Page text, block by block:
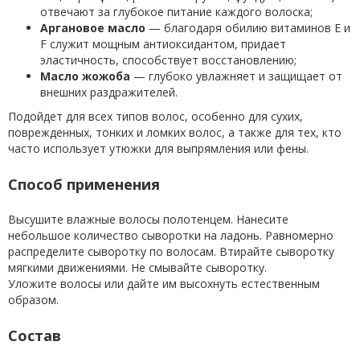
отвечают за глубокое питание каждого волоска;
Аргановое масло — благодаря обилию витаминов E и
F служит мощным антиоксидантом, придает
эластичность, способствует восстановлению;
Масло жожоба — глубоко увлажняет и защищает от
внешних раздражителей.
Подойдет для всех типов волос, особенно для сухих,
поврежденных, тонких и ломких волос, а также для тех, кто
часто использует утюжки для выпрямления или фены.
Способ применения
Высушите влажные волосы полотенцем. Нанесите
небольшое количество сыворотки на ладонь. Равномерно
распределите сыворотку по волосам. Втирайте сыворотку
мягкими движениями. Не смывайте сыворотку.
Уложите волосы или дайте им высохнуть естественным
образом.
Состав